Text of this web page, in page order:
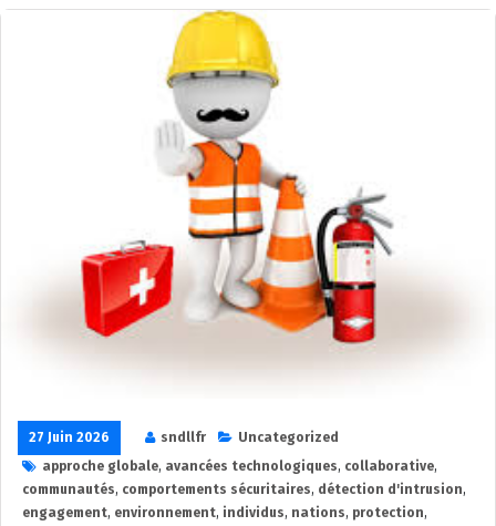
27 Juin 2026 sndllfr
Uncategorized
approche globale, avancées technologiques, collaborative,
communautés, comportements sécuritaires, détection d'intrusion,
engagement, environnement, individus, nations, protection,